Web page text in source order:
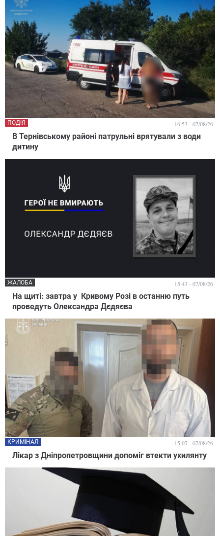
В Тернівському районі патрульні врятували з води
дитину
ПОДІЯ 16:53 - 07/08/26
На щиті: завтра у Кривому Розі в останню путь
проведуть Олександра Дєдяєва
ЖАЛОБА 15:43 - 07/08/26
Лікар з Дніпропетровщини допоміг втекти ухилянту
КРИМІНАЛ 15:07 - 07/08/26